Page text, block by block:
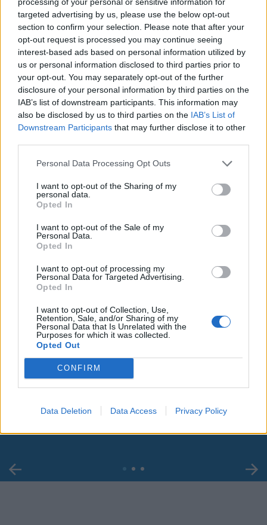
targeted advertising by us, please use the below opt-out
section to confirm your selection. Please note that after your
opt-out request is processed you may continue seeing
interest-based ads based on personal information utilized by
us or personal information disclosed to third parties prior to
your opt-out. You may separately opt-out of the further
disclosure of your personal information by third parties on the
IAB’s list of downstream participants. This information may
also be disclosed by us to third parties on the IAB’s List of
Downstream Participants that may further disclose it to other
Personal Data Processing Opt Outs
I want to opt-out of the Sharing of my
personal data.
Opted In
I want to opt-out of the Sale of my
Personal Data.
Opted In
I want to opt-out of processing my
Personal Data for Targeted Advertising.
Opted In
I want to opt-out of Collection, Use,
Retention, Sale, and/or Sharing of my
Personal Data that Is Unrelated with the
Purposes for which it was collected.
Opted Out
CONFIRM
Data Deletion Data Access Privacy Policy
Leonardo Maria Del Vecchio dall'ex compagna
in ospedale. Le dichiarazioni ai giornalisti